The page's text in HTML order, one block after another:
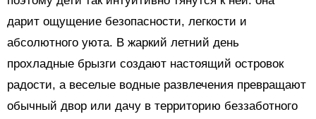
дарит ощущение безопасности, легкости и
абсолютного уюта. В жаркий летний день
прохладные брызги создают настоящий островок
радости, а веселые водные развлечения превращают
обычный двор или дачу в территорию беззаботного